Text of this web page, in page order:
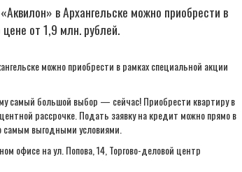
в Архангельске можно приобрести в
от 1,9 млн. рублей.
можно приобрести в рамках специальной акции
самый большой выбор — сейчас! Приобрести квартиру в
рассрочке. Подать заявку на кредит можно прямо в
самым выгодными условиями.
офисе на ул. Попова, 14, Торгово-деловой центр